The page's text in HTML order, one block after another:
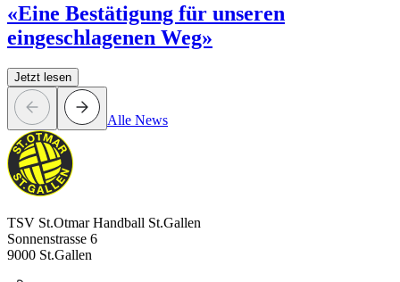
«Eine Bestätigung für unseren
eingeschlagenen Weg»
Jetzt lesen
Alle News
TSV St.Otmar Handball St.Gallen
Sonnenstrasse 6
9000 St.Gallen